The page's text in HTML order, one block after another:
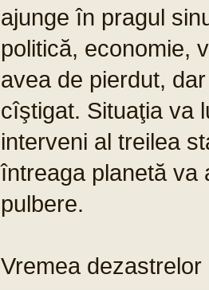
ajunge în pragul
politică, economie,
avea de pierdut,
cîştigat. Situaţia va
interveni al treilea
întreaga planetă va
pulbere.
Vremea dezastrelor